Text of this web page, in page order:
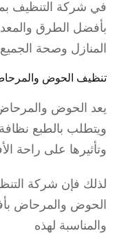
في شركة التنظيف
بأفضل الطرق
المنازل وصحة
تنظيف الحوض
يعد الحوض
ويتطلب بالطبع نظافة
وتأثيرها على راحة
لذلك فإن شركة
الحوض والمرحاض
والمناسبة لهذه